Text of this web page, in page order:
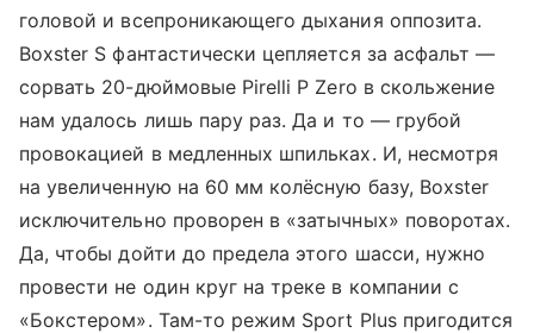
головой и всепроникающего дыхания оппозита.
Boxster S фантастически цепляется за асфальт —
сорвать 20-дюймовые Pirelli P Zero в скольжение
нам удалось лишь пару раз. Да и то — грубой
провокацией в медленных шпильках. И, несмотря
на увеличенную на 60 мм колёсную базу, Boxster
исключительно проворен в «затычных» поворотах.
Да, чтобы дойти до предела этого шасси, нужно
провести не один круг на треке в компании с
«Бокстером». Там-то режим Sport Plus пригодится